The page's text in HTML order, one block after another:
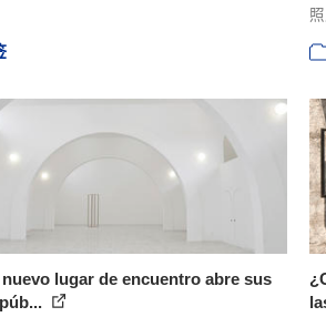
lugar de encuentro abre sus